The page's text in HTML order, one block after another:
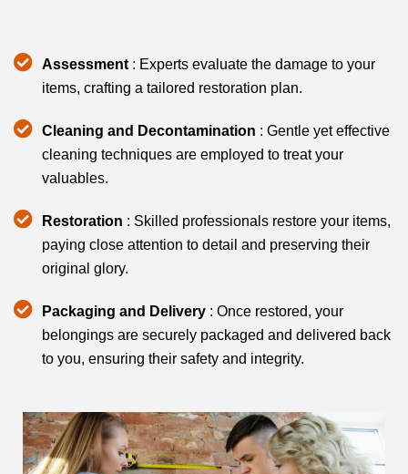
Assessment : Experts evaluate the damage to your
items, crafting a tailored restoration plan.
Cleaning and Decontamination : Gentle yet effective
cleaning techniques are employed to treat your
valuables.
Restoration : Skilled professionals restore your items,
paying close attention to detail and preserving their
original glory.
Packaging and Delivery : Once restored, your
belongings are securely packaged and delivered back
to you, ensuring their safety and integrity.